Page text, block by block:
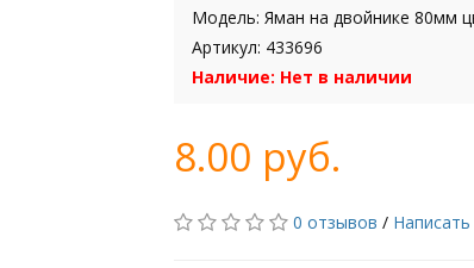
Модель: Яман на двойнике 80мм
Артикул: 433696
Наличие: Нет в наличии
8.00 руб.
0 отзывов /